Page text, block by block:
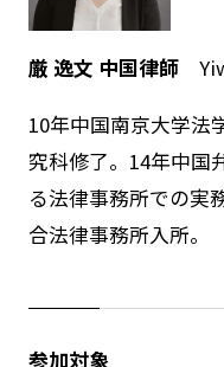
厳 逸文 中国律師
10年中国南京大学法
究科修了。14年中国
る法律事務所での実
合法律事務所入所。
参加対象